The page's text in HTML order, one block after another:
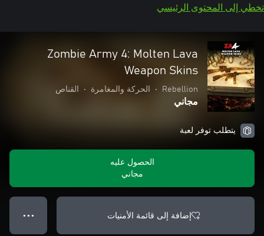
تخطي إلى المحتوى الرئيسي
Zombie Army 4: Molten Lava
Weapon Skins
Rebellion
• الحركة والمغامرة • القناص
مجاني
يتطلب توفر لعبة
الحصول عليه
مجاني
إضافة إلى قائمة الأمنيات ● ● ●